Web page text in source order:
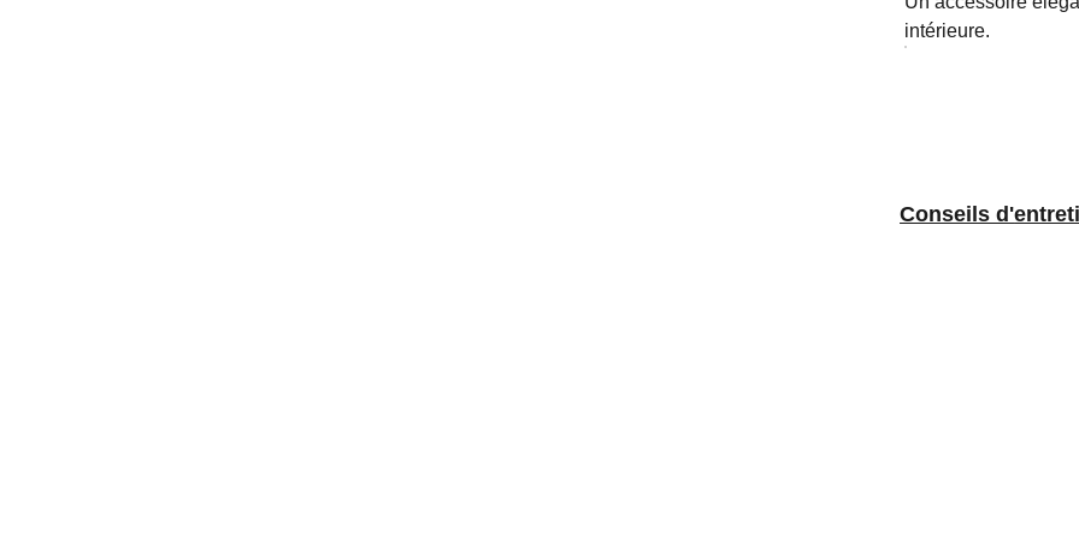
intérieure.
Conseils d'